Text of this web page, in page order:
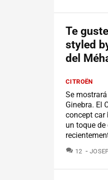
Te
styled
del
CITROËN
Se
Ginebra. El
concept car
un toque de
12